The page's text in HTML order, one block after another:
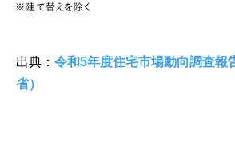
出典： 令和5年度住宅市場動向調査報
省）